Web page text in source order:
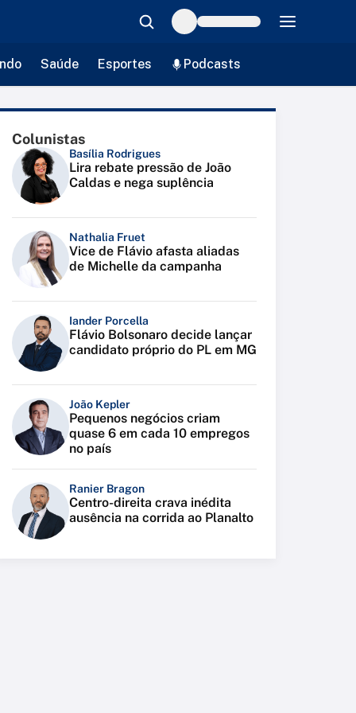
Saúde Esportes Podcasts
Colunistas
Basília Rodrigues
Lira rebate pressão de João
Caldas e nega suplência
Nathalia Fruet
Vice de Flávio afasta aliadas
de Michelle da campanha
Iander Porcella
Flávio Bolsonaro decide lançar
candidato próprio do PL em MG
João Kepler
Pequenos negócios criam
quase 6 em cada 10 empregos
no país
Ranier Bragon
Centro-direita crava inédita
ausência na corrida ao Planalto